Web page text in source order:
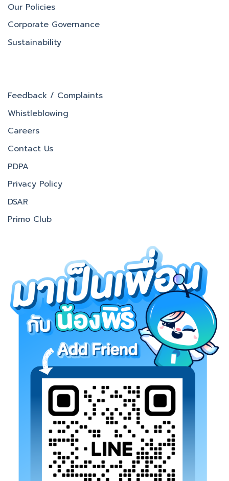
Our Policies
Corporate Governance
Sustainability
Feedback / Complaints
Whistleblowing
Careers
Contact Us
PDPA
Privacy Policy
DSAR
Primo Club